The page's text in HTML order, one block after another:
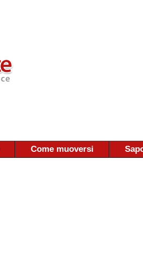
Come muoversi